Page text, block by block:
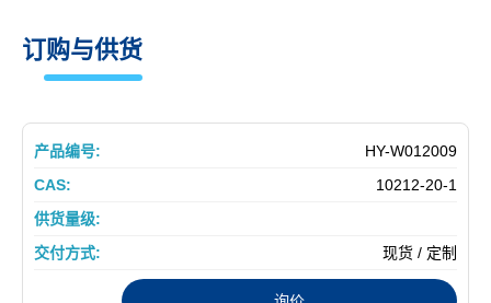
订购与供货
HY-W012009
10212-20-1
现货 / 定制